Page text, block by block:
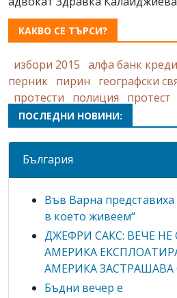
КАКВО СЕ ТЪРСИ?
избори 2015 алфа банк
перник пирин географски
протести
полиция протест
ПОСЛЕДНИ НОВИНИ:
България
Във Варна
в което живеем“
ДЖЕФРИ САКС: ВЕЧЕ
АМЕРИКА
АМЕРИКА ЗАСТРАШАВА
Бъдни вечер е